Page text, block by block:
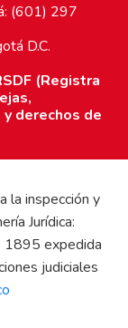
(601) 297
D.C.
(Registra
derechos de
la inspección y
Jurídica:
1895 expedida
judiciales